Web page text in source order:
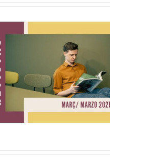
Revistes març
2026